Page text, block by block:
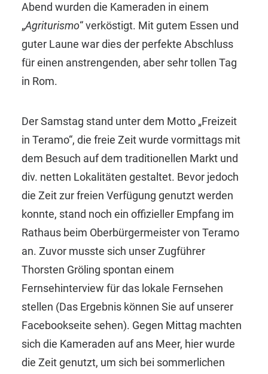
Abend wurden die Kameraden in einem
„Agriturismo“ verköstigt. Mit gutem Essen und
guter Laune war dies der perfekte Abschluss
für einen anstrengenden, aber sehr tollen Tag
in Rom.
Der Samstag stand unter dem Motto „Freizeit
in Teramo“, die freie Zeit wurde vormittags mit
dem Besuch auf dem traditionellen Markt und
div. netten Lokalitäten gestaltet. Bevor jedoch
die Zeit zur freien Verfügung genutzt werden
konnte, stand noch ein offizieller Empfang im
Rathaus beim Oberbürgermeister von Teramo
an. Zuvor musste sich unser Zugführer
Thorsten Gröling spontan einem
Fernsehinterview für das lokale Fernsehen
stellen (Das Ergebnis können Sie auf unserer
Facebookseite sehen). Gegen Mittag machten
sich die Kameraden auf ans Meer, hier wurde
die Zeit genutzt, um sich bei sommerlichen